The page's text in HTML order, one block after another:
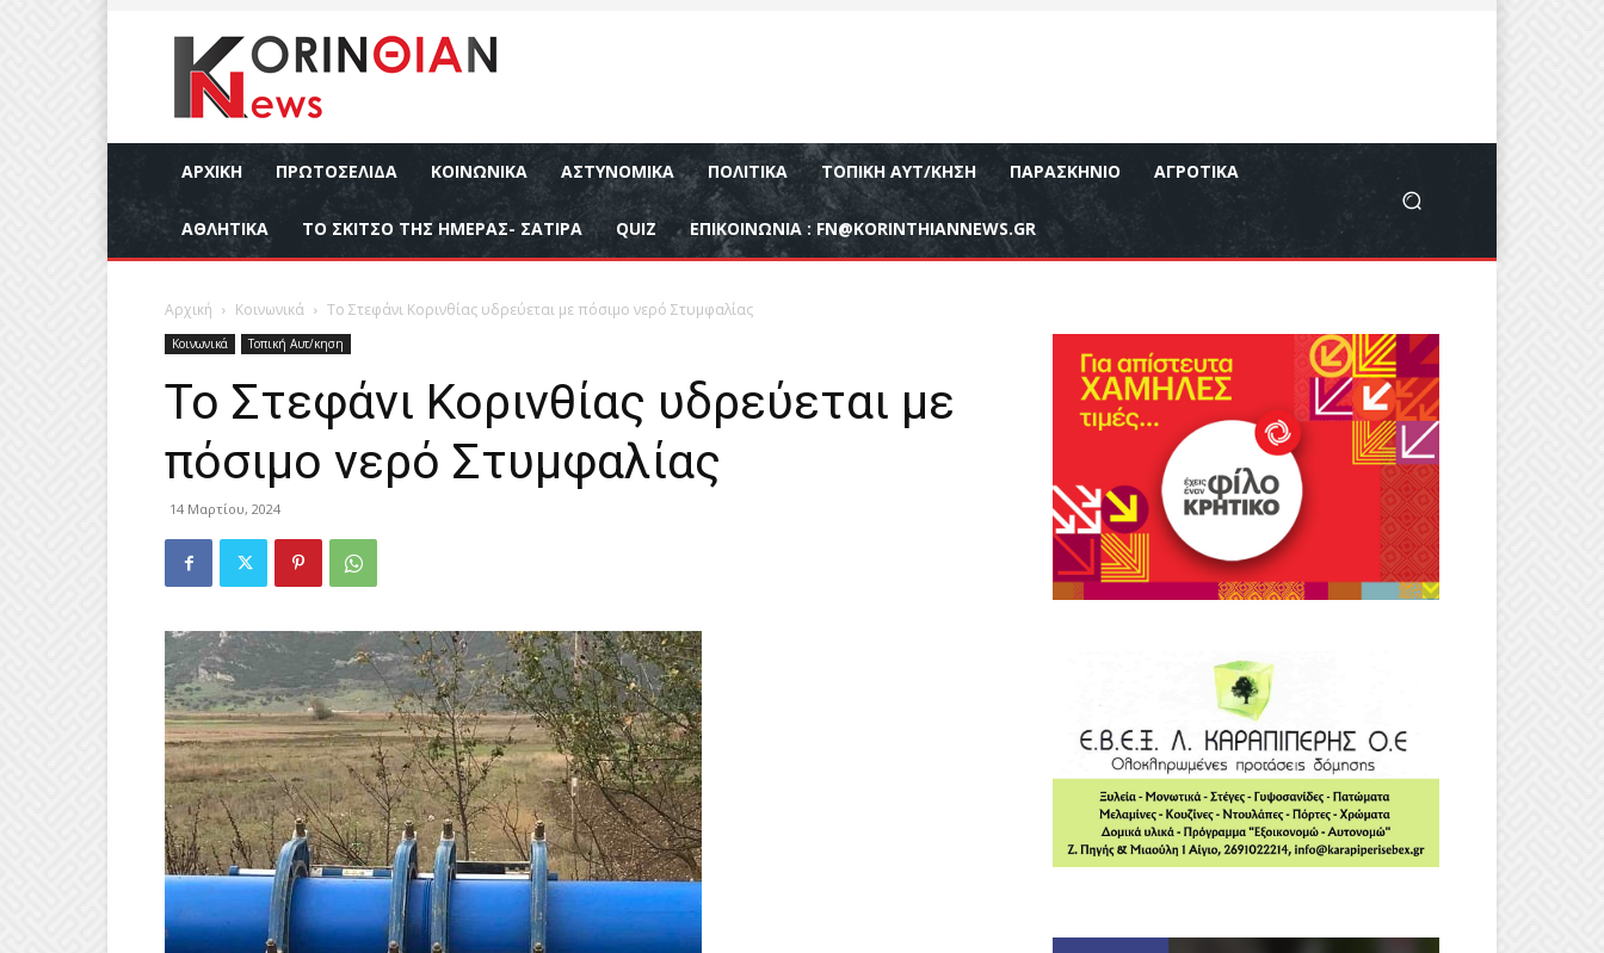
ΑΡΧΙΚΉ ΠΡΩΤΟΣΕΛΙΔΑ ΚΟΙΝΩΝΙΚΆ ΑΣΤΥΝΟΜΙΚΆ ΠΟΛΙΤΙΚΆ ΤΟΠΙΚΉ ΑΥΤ/ΚΗΣΗ ΠΑΡΑΣΚΉΝΙΟ ΑΓΡΟΤΙΚΆ
ΑΘΛΗΤΙΚΆ ΤΟ ΣΚΙΤΣΟ ΤΗΣ ΗΜΕΡΑΣ- ΣΑΤΙΡΑ QUIZ ΕΠΙΚΟΙΝΩΝΊΑ : FN@KORINTHIANNEWS.GR
Αρχική Κοινωνικά Το Στεφάνι Κορινθίας υδρεύεται με πόσιμο νερό Στυμφαλίας
Κοινωνικά Τοπική Αυτ/κηση
Το Στεφάνι Κορινθίας υδρεύεται με
πόσιμο νερό Στυμφαλίας
14 Μαρτίου, 2024